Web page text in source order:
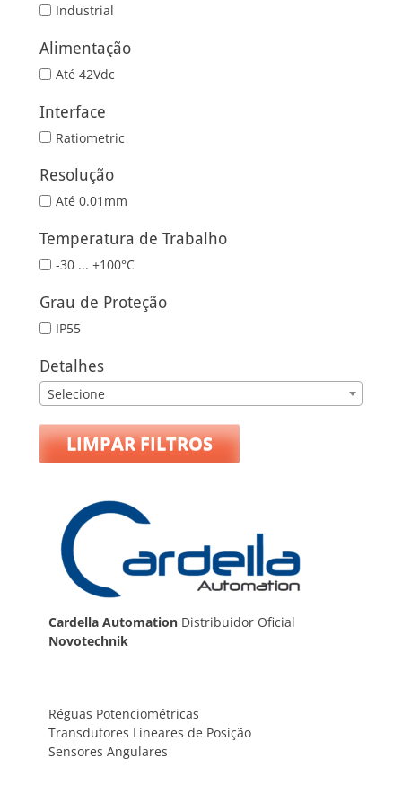
Industrial
Alimentação
Até 42Vdc
Interface
Ratiometric
Resolução
Até 0.01mm
Temperatura de Trabalho
-30 ... +100°C
Grau de Proteção
IP55
Detalhes
Selecione
LIMPAR FILTROS
Cardella Automation Distribuidor Oficial
Novotechnik
Réguas Potenciométricas
Transdutores Lineares de Posição
Sensores Angulares